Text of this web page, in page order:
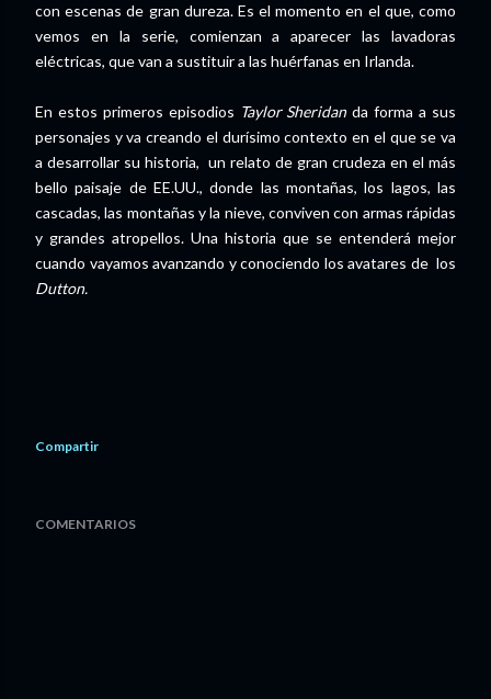
con escenas de gran dureza. Es el momento en el que, como
vemos en la serie, comienzan a aparecer las lavadoras
eléctricas, que van a sustituir a las huérfanas en Irlanda.
En estos primeros episodios Taylor Sheridanda forma a sus
personajes y va creando el durísimo contexto en el que se va
a desarrollar su historia, un relato de gran crudeza en el más
bello paisaje de EE.UU., donde las montañas, los lagos, las
cascadas, las montañas y la nieve, conviven con armas rápidas
y grandes atropellos. Una historia que se entenderá mejor
cuando vayamos avanzando y conociendo los avatares de los
Dutton.
Compartir
COMENTARIOS